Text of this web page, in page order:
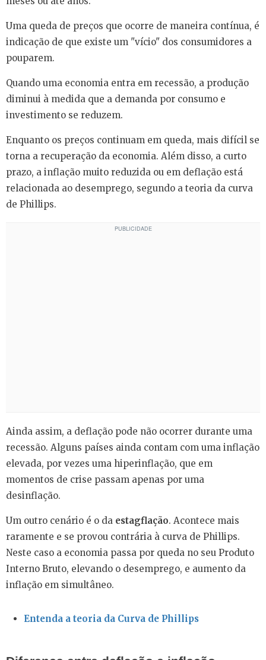
Uma queda de preços que ocorre de maneira contínua, é
indicação de que existe um "vício" dos consumidores a
pouparem.
Quando uma economia entra em recessão, a produção
diminui à medida que a demanda por consumo e
investimento se reduzem.
Enquanto os preços continuam em queda, mais difícil se
torna a recuperação da economia. Além disso, a curto
prazo, a inflação muito reduzida ou em deflação está
relacionada ao desemprego, segundo a teoria da curva
de Phillips.
Ainda assim, a deflação pode não ocorrer durante uma
recessão. Alguns países ainda contam com uma inflação
elevada, por vezes uma hiperinflação, que em
momentos de crise passam apenas por uma
desinflação.
Um outro cenário é o da estagflação. Acontece mais
raramente e se provou contrária à curva de Phillips.
Neste caso a economia passa por queda no seu Produto
Interno Bruto, elevando o desemprego, e aumento da
inflação em simultâneo.
Entenda a teoria da Curva de Phillips